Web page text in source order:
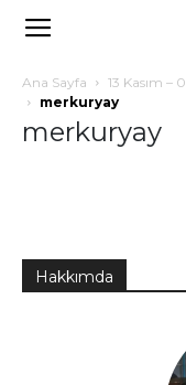
Ana Sayfa
13 Kasım –
merkuryay
merkuryay
Hakkımda